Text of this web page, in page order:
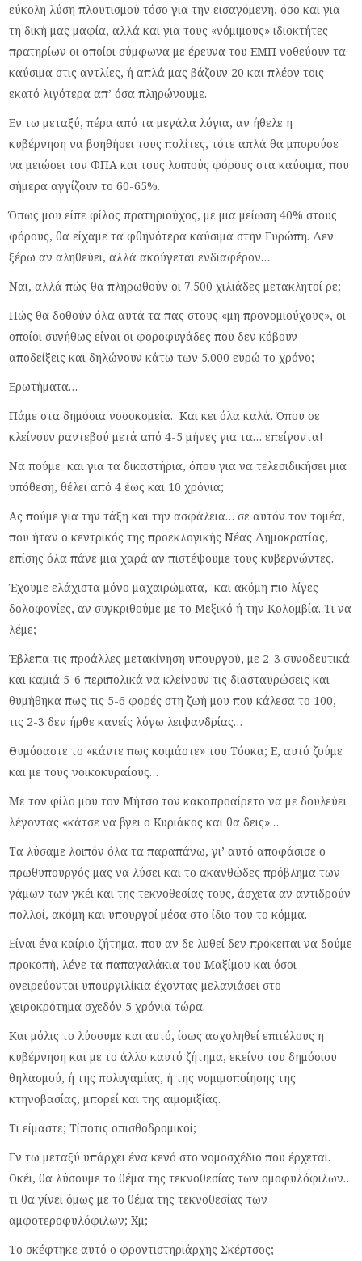
εύκολη λύση πλουτισμού τόσο για την εισαγόμενη, όσο και για
τη δική μας μαφία, αλλά και για τους «νόμιμους» ιδιοκτήτες
πρατηρίων οι οποίοι σύμφωνα με έρευνα του ΕΜΠ νοθεύουν τα
καύσιμα στις αντλίες, ή απλά μας βάζουν 20 και πλέον τοις
εκατό λιγότερα απ’ όσα πληρώνουμε.
Εν τω μεταξύ, πέρα από τα μεγάλα λόγια, αν ήθελε η
κυβέρνηση να βοηθήσει τους πολίτες, τότε απλά θα μπορούσε
να μειώσει τον ΦΠΑ και τους λοιπούς φόρους στα καύσιμα, που
σήμερα αγγίζουν το 60-65%.
Όπως μου είπε φίλος πρατηριούχος, με μια μείωση 40% στους
φόρους, θα είχαμε τα φθηνότερα καύσιμα στην Ευρώπη. Δεν
ξέρω αν αληθεύει, αλλά ακούγεται ενδιαφέρον…
Ναι, αλλά πώς θα πληρωθούν οι 7.500 χιλιάδες μετακλητοί ρε;
Πώς θα δοθούν όλα αυτά τα πας στους «μη προνομιούχους», οι
οποίοι συνήθως είναι οι φοροφυγάδες που δεν κόβουν
αποδείξεις και δηλώνουν κάτω των 5.000 ευρώ το χρόνο;
Ερωτήματα…
Πάμε στα δημόσια νοσοκομεία. Και κει όλα καλά. Όπου σε
κλείνουν ραντεβού μετά από 4-5 μήνες για τα… επείγοντα!
Να πούμε και για τα δικαστήρια, όπου για να τελεσιδικήσει μια
υπόθεση, θέλει από 4 έως και 10 χρόνια;
Ας πούμε για την τάξη και την ασφάλεια… σε αυτόν τον τομέα,
που ήταν ο κεντρικός της προεκλογικής Νέας Δημοκρατίας,
επίσης όλα πάνε μια χαρά αν πιστέψουμε τους κυβερνώντες.
Έχουμε ελάχιστα μόνο μαχαιρώματα, και ακόμη πιο λίγες
δολοφονίες, αν συγκριθούμε με το Μεξικό ή την Κολομβία. Τι να
λέμε;
Έβλεπα τις προάλλες μετακίνηση υπουργού, με 2-3 συνοδευτικά
και καμιά 5-6 περιπολικά να κλείνουν τις διασταυρώσεις και
θυμήθηκα πως τις 5-6 φορές στη ζωή μου που κάλεσα το 100,
τις 2-3 δεν ήρθε κανείς λόγω λειψανδρίας…
Θυμόσαστε το «κάντε πως κοιμάστε» του Τόσκα; Ε, αυτό ζούμε
και με τους νοικοκυραίους…
Με τον φίλο μου τον Μήτσο τον κακοπροαίρετο να με δουλεύει
λέγοντας «κάτσε να βγει ο Κυριάκος και θα δεις»…
Τα λύσαμε λοιπόν όλα τα παραπάνω, γι’ αυτό αποφάσισε ο
πρωθυπουργός μας να λύσει και το ακανθώδες πρόβλημα των
γάμων των γκέι και της τεκνοθεσίας τους, άσχετα αν αντιδρούν
πολλοί, ακόμη και υπουργοί μέσα στο ίδιο του το κόμμα.
Είναι ένα καίριο ζήτημα, που αν δε λυθεί δεν πρόκειται να δούμε
προκοπή, λένε τα παπαγαλάκια του Μαξίμου και όσοι
ονειρεύονται υπουργιλίκια έχοντας μελανιάσει στο
χειροκρότημα σχεδόν 5 χρόνια τώρα.
Και μόλις το λύσουμε και αυτό, ίσως ασχοληθεί επιτέλους η
κυβέρνηση και με το άλλο καυτό ζήτημα, εκείνο του δημόσιου
θηλασμού, ή της πολυγαμίας, ή της νομιμοποίησης της
κτηνοβασίας, μπορεί και της αιμομιξίας.
Τι είμαστε; Τίποτις οπισθοδρομικοί;
Εν τω μεταξύ υπάρχει ένα κενό στο νομοσχέδιο που έρχεται.
Οκέι, θα λύσουμε το θέμα της τεκνοθεσίας των ομοφυλόφιλων…
τι θα γίνει όμως με το θέμα της τεκνοθεσίας των
αμφοτεροφυλόφιλων; Χμ;
Το σκέφτηκε αυτό ο φροντιστηριάρχης Σκέρτσος;